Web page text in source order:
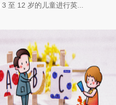
至 12 岁的儿童进行英...